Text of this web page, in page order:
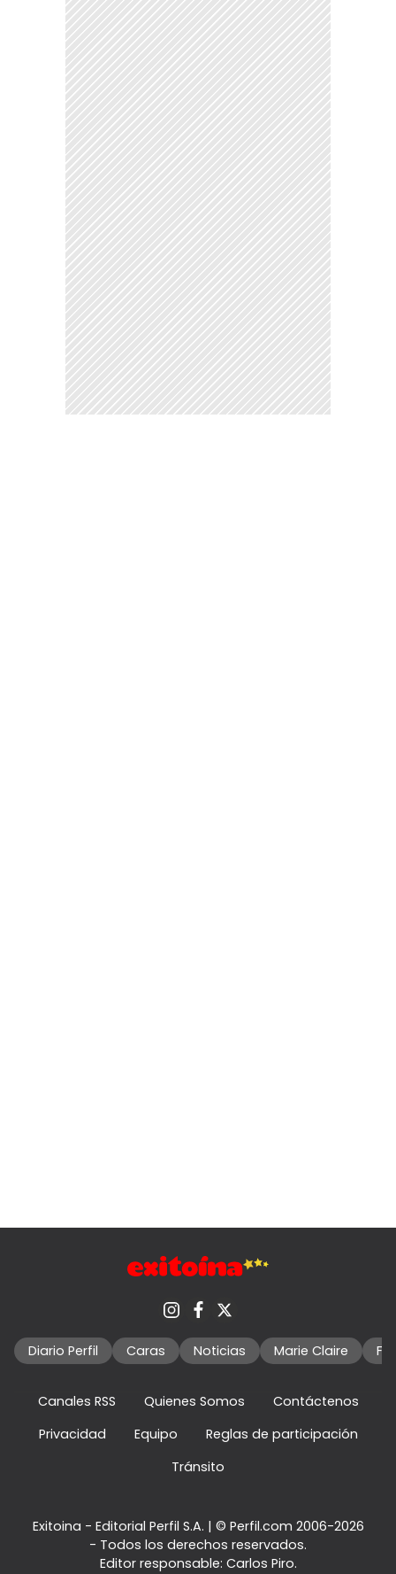
Diario Perfil Caras Noticias Marie Claire
Canales RSS Quienes Somos
Contáctenos
Privacidad
Equipo
Reglas de participación
Tránsito
Exitoina - Editorial Perfil S.A. | © Perfil.com 2006-2026
- Todos los derechos reservados.
Editor responsable: Carlos Piro.